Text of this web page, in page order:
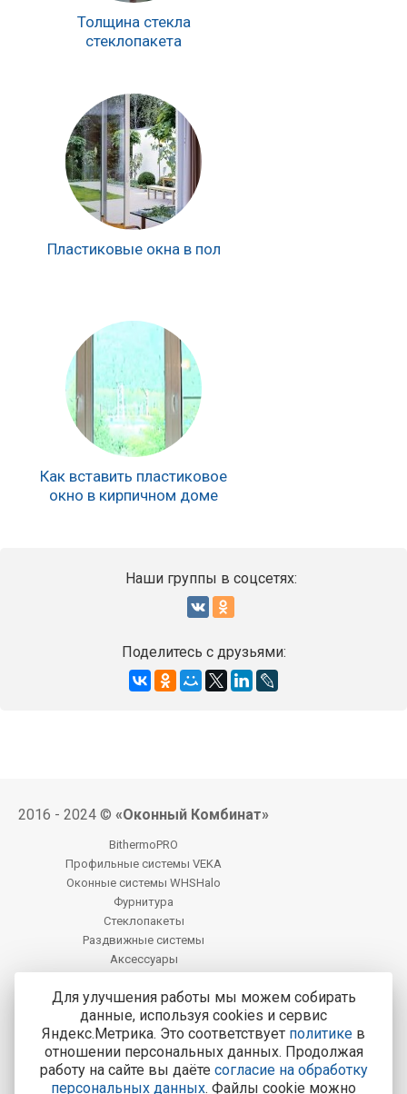
Толщина стекла
стеклопакета
Пластиковые окна в пол
Как вставить пластиковое
окно в кирпичном доме
Наши группы в соцсетях:
Поделитесь с друзьями:
2016 - 2024 © «Оконный Комбинат»
BithermoPRO
Профильные системы VEKA
Оконные системы WHSHalo
Фурнитура
Стеклопакеты
Раздвижные системы
Аксессуары
Центральный офис продаж:
Калуга, Калуга, ул. М. Жукова, д. 25
Тел.: 8-800-200-4221
Все адреса и контакты
Для улучшения работы мы можем собирать
данные, используя cookies и сервис
Яндекс.Метрика. Это соответствует политике в
отношении персональных данных. Продолжая
работу на сайте вы даёте согласие на обработку
персональных данных. Файлы cookie можно